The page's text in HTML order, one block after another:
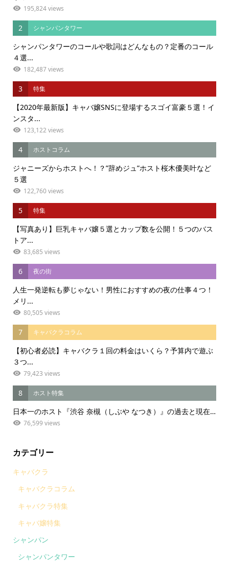
195,824 views
2 シャンパンタワー
シャンパンタワーのコールや歌詞はどんなもの？定番のコール
４選...
182,487 views
3 特集
【2020年最新版】キャバ嬢SNSに登場するスゴイ富豪５選！イ
ンスタ...
123,122 views
4 ホストコラム
ジャニーズからホストへ！？”辞めジュ”ホスト桜木優美叶など
５選
122,760 views
5 特集
【写真あり】巨乳キャバ嬢５選とカップ数を公開！５つのバス
トア...
83,685 views
6 夜の街
人生一発逆転も夢じゃない！男性におすすめの夜の仕事４つ！
メリ...
80,505 views
7 キャバクラコラム
【初心者必読】キャバクラ１回の料金はいくら？予算内で遊ぶ
３つ...
79,423 views
8 ホスト特集
日本一のホスト『渋谷 奈槻（しぶや なつき）』の過去と現在…
76,599 views
カテゴリー
キャバクラ
キャバクラコラム
キャバクラ特集
キャバ嬢特集
シャンパン
シャンパンタワー